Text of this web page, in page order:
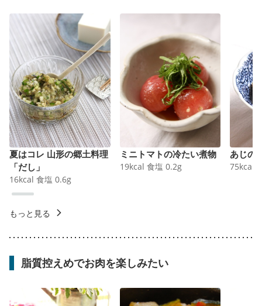
夏はコレ 山形の郷土料理
「だし」
16kcal 食塩 0.6g
ミニトマトの冷たい煮物
19kcal 食塩 0.2g
あじの
75kcal
もっと見る
脂質控えめでお肉を楽しみたい